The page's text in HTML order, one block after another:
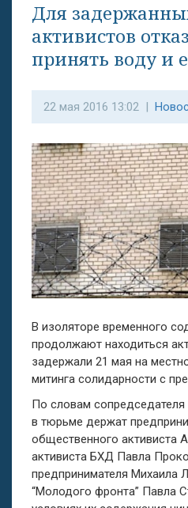
Для
активистов
принять воду и
22 мая 2016 13:02 |
В изоляторе временного
продолжают находиться
задержали 21 мая на
митинга солидарности с
По словам
в тюрьме держат
общественного активиста
активиста БХД Павла
предпринимателя Михаила
“Молодого фронта” Павла